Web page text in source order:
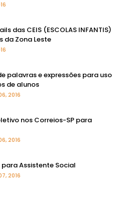
das CEIS (ESCOLAS INFANTIS)
da Zona Leste
palavras e expressões para uso
de alunos
2016
nos Correios-SP para
2016
para Assistente Social
2016